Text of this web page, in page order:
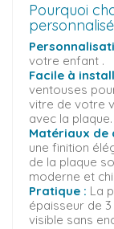
Pourquoi
votre enfant .
Facile à
ventouses
vitre de votre
avec la plaque.
Matériaux de
une finition
de la plaque
moderne et
Pratique : La
épaisseur de
visible sans